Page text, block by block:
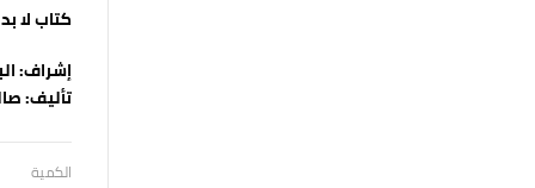
كتاب لا
إشراف:
تأليف:
الكمية